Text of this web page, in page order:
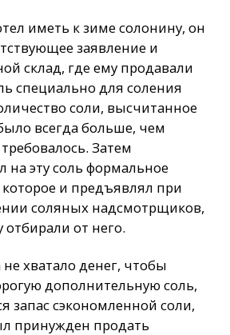
иметь к зиме солонину, он
заявление и
склад, где ему продавали
специально для соления
соли, высчитанное
всегда больше, чем
Затем
на эту соль формальное
и предъявлял при
соляных надсмотрщиков,
от него.
не хватало денег, чтобы
дополнительную соль,
запас сэкономленной соли,
принужден продать